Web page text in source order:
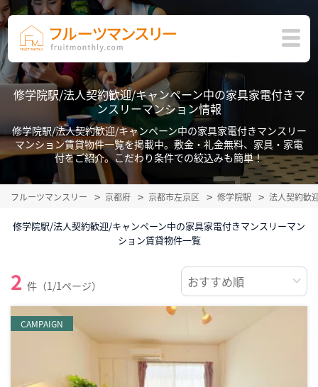
修学院駅/法人契約歓迎/キャンペーン中の家具家電付きマ
ンスリーマンション情報
修学院駅/法人契約歓迎/キャンペーン中の家具家電付きマンスリー
マンション賃貸物件一覧を掲載中。敷金・礼金無料、家具・家電
付をご紹介。こだわり条件での絞込みも簡単！
フルーツマンスリー 京都府 京都市左京区 修学院駅 法人契約歓
修学院駅/法人契約歓迎/キャンペーン中の家具家電付きマンスリーマン
ション賃貸物件一覧
2 件（1/1ページ）
CAMPAIGN